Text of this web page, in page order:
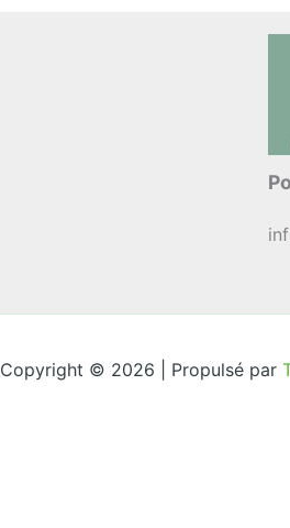
Copyright © 2026 | Propulsé par